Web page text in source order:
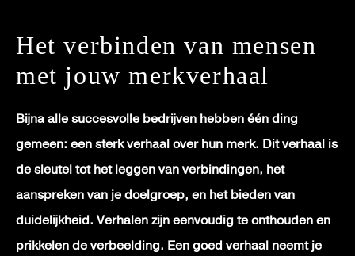
Het verbinden van mensen
met jouw merkverhaal
Bijna alle succesvolle bedrijven hebben één ding
gemeen: een sterk verhaal over hun merk. Dit verhaal is
de sleutel tot het leggen van verbindingen, het
aanspreken van je doelgroep, en het bieden van
duidelijkheid. Verhalen zijn eenvoudig te onthouden en
prikkelen de verbeelding. Een goed verhaal neemt je